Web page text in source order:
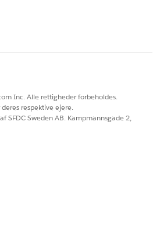
Inc. Alle rettigheder forbeholdes.
respektive ejere.
SFDC Sweden AB. Kampmannsgade 2,